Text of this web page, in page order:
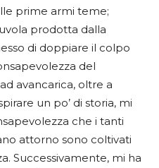
prime armi teme;
prodotta dalla
di doppiare il colpo
del
avancarica, oltre a
un po’ di storia, mi
che i tanti
attorno sono coltivati
Successivamente, mi ha